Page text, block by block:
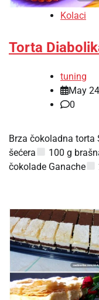
Kolaci
Torta
tuning
May
0
Brza čokoladna torta
šećera
100 g
čokolade Ganache